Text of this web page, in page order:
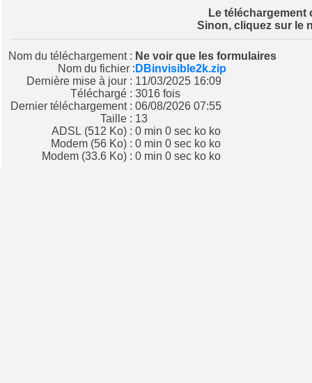
Le téléchargement
Sinon, cliquez sur le
Nom du téléchargement : Ne voir que les formulaires
Nom du fichier : DBinvisible2k.zip
Dernière mise à jour :
11/03/2025 16:09
Téléchargé : 3016 fois
Dernier téléchargement :
06/08/2026 07:55
Taille : 13
ADSL (512 Ko) : 0 min 0 sec ko ko
Modem (56 Ko) : 0 min 0 sec ko ko
Modem (33.6 Ko) : 0 min 0 sec ko ko